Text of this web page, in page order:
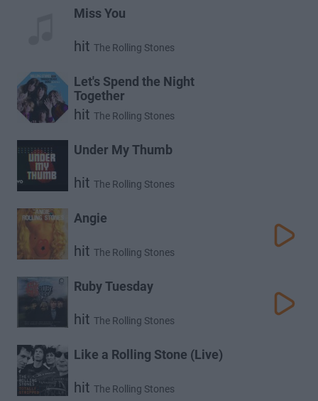
Miss You
hit The Rolling Stones
Let's Spend the Night
Together
hit The Rolling Stones
Under My Thumb
hit The Rolling Stones
Angie
hit The Rolling Stones
Ruby Tuesday
hit The Rolling Stones
Like a Rolling Stone (Live)
hit The Rolling Stones